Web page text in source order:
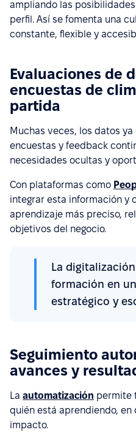
ampliando las
perfil. Así se fomenta una
constante, flexible y
Evaluaciones de
encuestas de
partida
Muchas veces, los datos
encuestas y feedback
necesidades ocultas y
Con plataformas como
integrar esta información y
aprendizaje más preciso,
objetivos del negocio.
La
formación en
estratégico y
Seguimiento
avances y
La automatización permite
quién está aprendiendo, en
impacto.